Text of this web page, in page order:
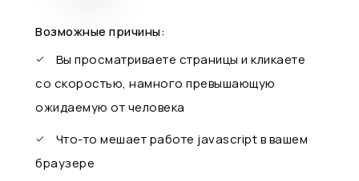
Возможные причины:
Вы просматриваете страницы и кликаете
со скоростью, намного превышающую
ожидаемую от человека
Что-то мешает работе javascript в вашем
браузере